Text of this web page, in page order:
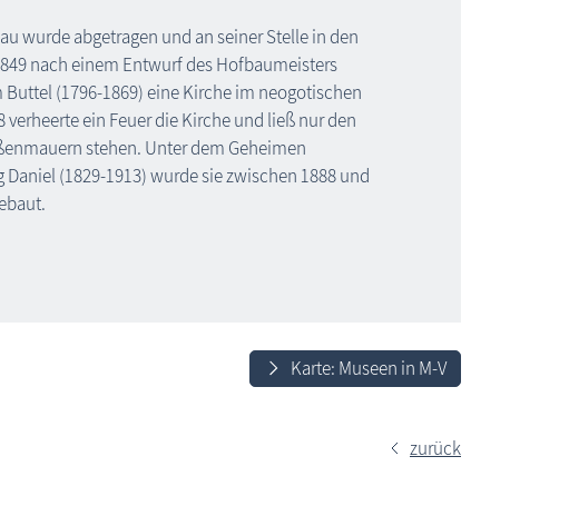
wurde abgetragen und an seiner Stelle in den
nach einem Entwurf des Hofbaumeisters
(1796-1869) eine Kirche im neogotischen
verheerte ein Feuer die Kirche und ließ nur den
stehen. Unter dem Geheimen
Daniel (1829-1913) wurde sie zwischen 1888 und
Karte: Museen in M-V
zurück